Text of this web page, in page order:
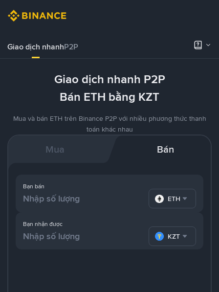
Giao dịch nhanhP2P
Giao dịch nhanh P2P
Bán ETH bằng KZT
Mua và bán ETH trên Binance P2P với nhiều phương thức thanh
toán khác nhau
Mua Bán
Bạn nhận được
KZT
Bạn bán
ETH